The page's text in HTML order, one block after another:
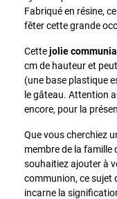
Fabriqué en résine,
fêter cette grande
Cettejolie
cm de hauteur et
(une base plastique
le gâteau. Attention
encore, pour la
Que vous cherchiez
membre de la famille
souhaitiez ajouter à
communion, ce sujet
incarne la